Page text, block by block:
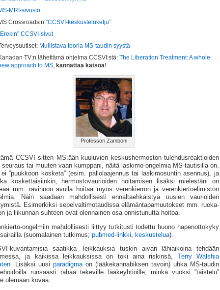
MRI-sivusto
Crossroadsin ”CCSVI-keskusteluketju”
CCSVI-sivut
Mullistava teoria MS-taudin syystä
TV:n lähettämä ohjelma CCSVI:stä: The Liberation Treatment: A whole
approach to MS kannattaa katsoa!
Professori Zamboni
CCSVI sitten MS:ään kuuluvien keskus­hermoston tulehdus­reaktioiden
seuraus tai muuten vaan kumppani, näitä laskimo-ongelmia MS-tautisilla on.
”puukkoon kosketa” (esim. pallo­laajennus tai laskimo­suntin asennus), ja
koskettaisiinkin, hermosto­vaurioiden hoitamisen lisäksi mielestäni on
mm. ravinnon avulla hoitaa myös veren­kierron ja veren­kierto­elimistön
Näin saadaan mahdollisesti ennalta­ehkäistyä uusien vaurioiden
Esimerkiksi sepel­valtimo­taudissa elämän­tapa­muutokset mm. ruoka­
ja liikunnan suhteen ovat olennainen osa onnistunutta hoitoa.
ongelmiin mahdollisesti liittyy tutkitusti todettu huono hapenottokyky
(suomalainen tutkimus; pubmed-linkki keskustelua).
kuvantamisia saatikka -leikkauksia tuskin aivan lähi­aikoina tehdään
ja kaikissa leikkauksissa on toki aina riskinsä,
Terry Walshia
. Lisäksi uusi paradigmaon (lääke­kannabiksen tavoin) uhka MS-taudin
runsaasti rahaa tekeville lääke­yhtiöille, minkä vuoksi ”taistelu”
olemaan kovaa.